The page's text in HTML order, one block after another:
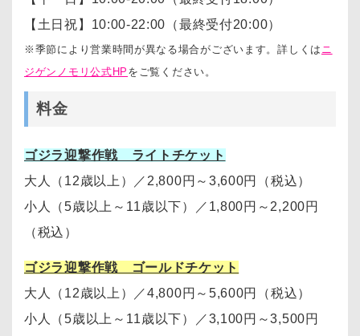
【土日祝】10:00-22:00（最終受付20:00）
※季節により営業時間が異なる場合がございます。詳しくは ニ
ジゲンノモリ公式HP をご覧ください。
料金
ゴジラ迎撃作戦 ライトチケット
大人（12歳以上）
／ 2,800円～3,600円
（税込）
小人（5歳以上～11歳以下）
／ 1,800円～2,200円
（税込）
ゴジラ迎撃作戦 ゴールドチケット
大人（12歳以上）
／4,800円～5,600円（税込）
小人（5歳以上～11歳以下）
／3,100円～3,500円